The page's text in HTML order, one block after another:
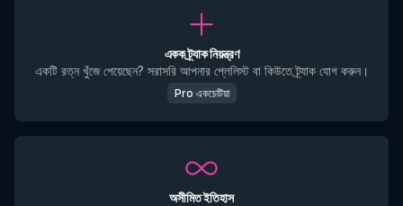
একক ট্র্যাক নিয়ন্ত্রণ
একটি রত্ন খুঁজে পেয়েছেন? সরাসরি আপনার প্লেলিস্ট বা কিউতে ট্র্যাক যোগ করুন।
Pro একচেটিয়া
অসীমিত ইতিহাস